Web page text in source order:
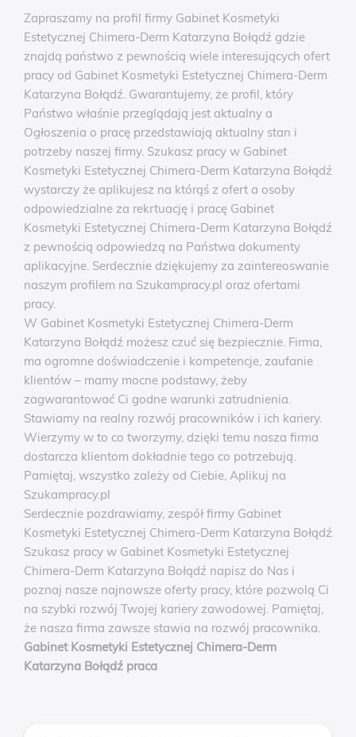
Zapraszamy na profil firmy Gabinet Kosmetyki
Estetycznej Chimera-Derm Katarzyna Bołądź gdzie
znajdą państwo z pewnością wiele interesujących ofert
pracy od Gabinet Kosmetyki Estetycznej Chimera-Derm
Katarzyna Bołądź. Gwarantujemy, że profil, który
Państwo właśnie przeglądają jest aktualny a
Ogłoszenia o pracę przedstawiają aktualny stan i
potrzeby naszej firmy. Szukasz pracy w Gabinet
Kosmetyki Estetycznej Chimera-Derm Katarzyna Bołądź
wystarczy że aplikujesz na którąś z ofert a osoby
odpowiedzialne za rekrtuację i pracę Gabinet
Kosmetyki Estetycznej Chimera-Derm Katarzyna Bołądź
z pewnością odpowiedzą na Państwa dokumenty
aplikacyjne. Serdecznie dziękujemy za zaintereoswanie
naszym profilem na Szukampracy.pl oraz ofertami
pracy.
W Gabinet Kosmetyki Estetycznej Chimera-Derm
Katarzyna Bołądź możesz czuć się bezpiecznie. Firma,
ma ogromne doświadczenie i kompetencje, zaufanie
klientów – mamy mocne podstawy, żeby
zagwarantować Ci godne warunki zatrudnienia.
Stawiamy na realny rozwój pracowników i ich kariery.
Wierzymy w to co tworzymy, dzięki temu nasza firma
dostarcza klientom dokładnie tego co potrzebują.
Pamiętaj, wszystko zależy od Ciebie, Aplikuj na
Szukampracy.pl
Serdecznie pozdrawiamy, zespół firmy Gabinet
Kosmetyki Estetycznej Chimera-Derm Katarzyna Bołądź
Szukasz pracy w Gabinet Kosmetyki Estetycznej
Chimera-Derm Katarzyna Bołądź napisz do Nas i
poznaj nasze najnowsze oferty pracy, które pozwolą Ci
na szybki rozwój Twojej kariery zawodowej. Pamiętaj,
że nasza firma zawsze stawia na rozwój pracownika.
Gabinet Kosmetyki Estetycznej Chimera-Derm
Katarzyna Bołądź praca